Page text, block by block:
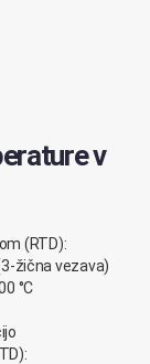
v
(RTD):
žična vezava)
°C